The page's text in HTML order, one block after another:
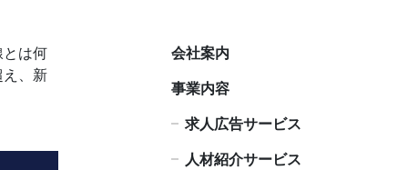
は何
、新
会社案内
事業内容
求人広告サービス
人材紹介サービス